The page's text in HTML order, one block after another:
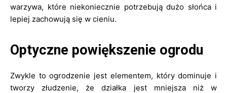
warzywa, które niekoniecznie potrzebują dużo słońca i
lepiej zachowują się w cieniu.
Optyczne powiększenie ogrodu
Zwykle to ogrodzenie jest elementem, który dominuje i
tworzy złudzenie, że działka jest mniejsza niż w